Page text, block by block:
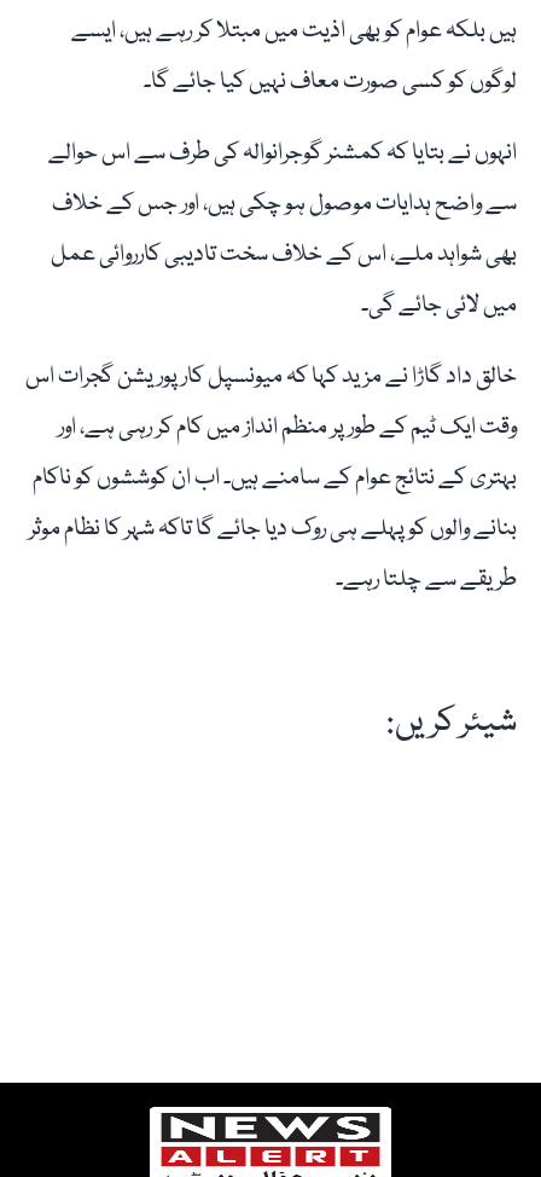
ہیں بلکہ عوام کو بھی اذیت میں مبتلا کر رہے ہیں، ایسے
لوگوں کو کسی صورت معاف نہیں کیا جائے گا۔
انہوں نے بتایا کہ کمشنر گوجرانوالہ کی طرف سے اس حوالے
سے واضح ہدایات موصول ہو چکی ہیں، اور جس کے خلاف
بھی شواہد ملے، اس کے خلاف سخت تادیبی کارروائی عمل
میں لائی جائے گی۔
خالق داد گاڑا نے مزید کہا کہ میونسپل کارپوریشن گجرات اس
وقت ایک ٹیم کے طور پر منظم انداز میں کام کر رہی ہے، اور
بہتری کے نتائج عوام کے سامنے ہیں۔ اب ان کوششوں کو ناکام
بنانے والوں کو پہلے ہی روک دیا جائے گا تاکہ شہر کا نظام موثر
طریقے سے چلتا رہے۔
شیئر کریں: